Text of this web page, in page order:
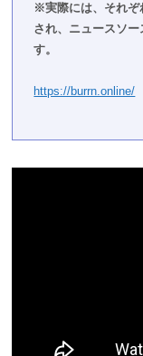
※実際には、それぞ
され、ニュースソ
す。
https://burrn.online/